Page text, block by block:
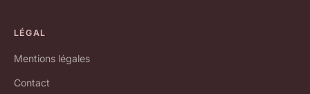
LÉGAL
Mentions légales
Contact